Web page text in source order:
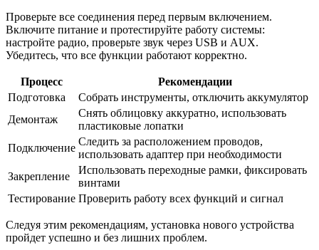
Проверьте все соединения перед первым включением.
Включите питание и протестируйте работу системы:
настройте радио, проверьте звук через USB и AUX.
Убедитесь, что все функции работают корректно.
Процесс
Рекомендации
Подготовка
Собрать инструменты, отключить аккумулятор
Демонтаж
Снять облицовку аккуратно, использовать
пластиковые лопатки
Подключение
Следить за расположением проводов,
использовать адаптер при необходимости
Закрепление
Использовать переходные рамки, фиксировать
винтами
Тестирование Проверить работу всех функций и сигнал
Следуя этим рекомендациям, установка нового устройства
пройдет успешно и без лишних проблем.